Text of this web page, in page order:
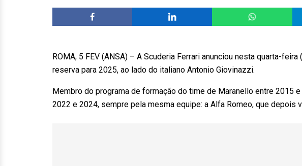
ROMA, 5 FEV (ANSA) – A Scuderia Ferrari anunciou nesta quarta-
reserva para 2025, ao lado do italiano Antonio Giovinazzi.
Membro do programa de formação do time de Maranello entre 2015
2022 e 2024, sempre pela mesma equipe: a Alfa Romeo, que depois